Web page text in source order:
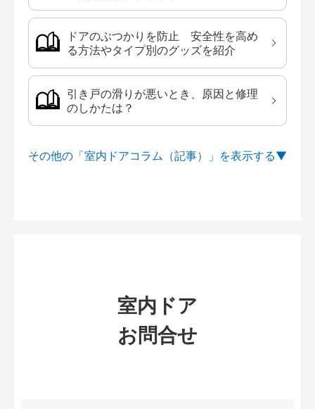
ドアのぶつかりを防止 安全性を高め
る方法やタイプ別のグッズを紹介
引き戸の滑りが悪いとき、原因と修理
のしかたは？
その他の「室内ドアコラム（記事）」を
室内ドア
お問合せ